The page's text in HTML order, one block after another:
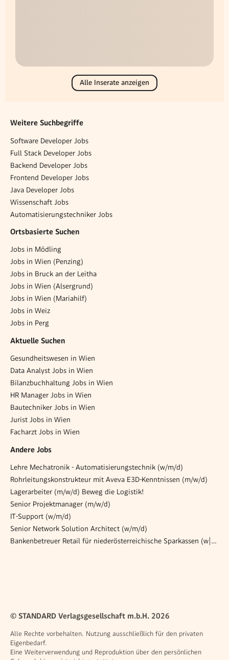
Alle Inserate anzeigen
Weitere Suchbegriffe
Software Developer Jobs
Full Stack Developer Jobs
Backend Developer Jobs
Frontend Developer Jobs
Java Developer Jobs
Wissenschaft Jobs
Automatisierungstechniker Jobs
Ortsbasierte Suchen
Jobs in Mödling
Jobs in Wien (Penzing)
Jobs in Bruck an der Leitha
Jobs in Wien (Alsergrund)
Jobs in Wien (Mariahilf)
Jobs in Weiz
Jobs in Perg
Aktuelle Suchen
Gesundheitswesen in Wien
Data Analyst Jobs in Wien
Bilanzbuchhaltung Jobs in Wien
HR Manager Jobs in Wien
Bautechniker Jobs in Wien
Jurist Jobs in Wien
Facharzt Jobs in Wien
Andere Jobs
Lehre Mechatronik - Automatisierungstechnik (w/m/d)
Rohrleitungskonstrukteur mit Aveva E3D-Kenntnissen (m/w/d)
Lagerarbeiter (m/w/d) Beweg die Logistik!
Senior Projektmanager (m/w/d)
IT-Support (w/m/d)
Senior Network Solution Architect (w/m/d)
Bankenbetreuer Retail für niederösterreichische Sparkassen (w|m|d)
© STANDARD Verlagsgesellschaft m.b.H. 2026
Alle Rechte vorbehalten. Nutzung ausschließlich für den privaten
Eigenbedarf.
Eine Weiterverwendung und Reproduktion über den persönlichen